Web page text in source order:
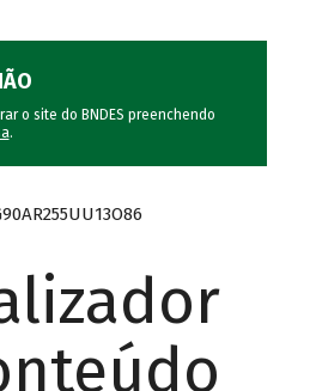
o site do BNDES preenchendo
.